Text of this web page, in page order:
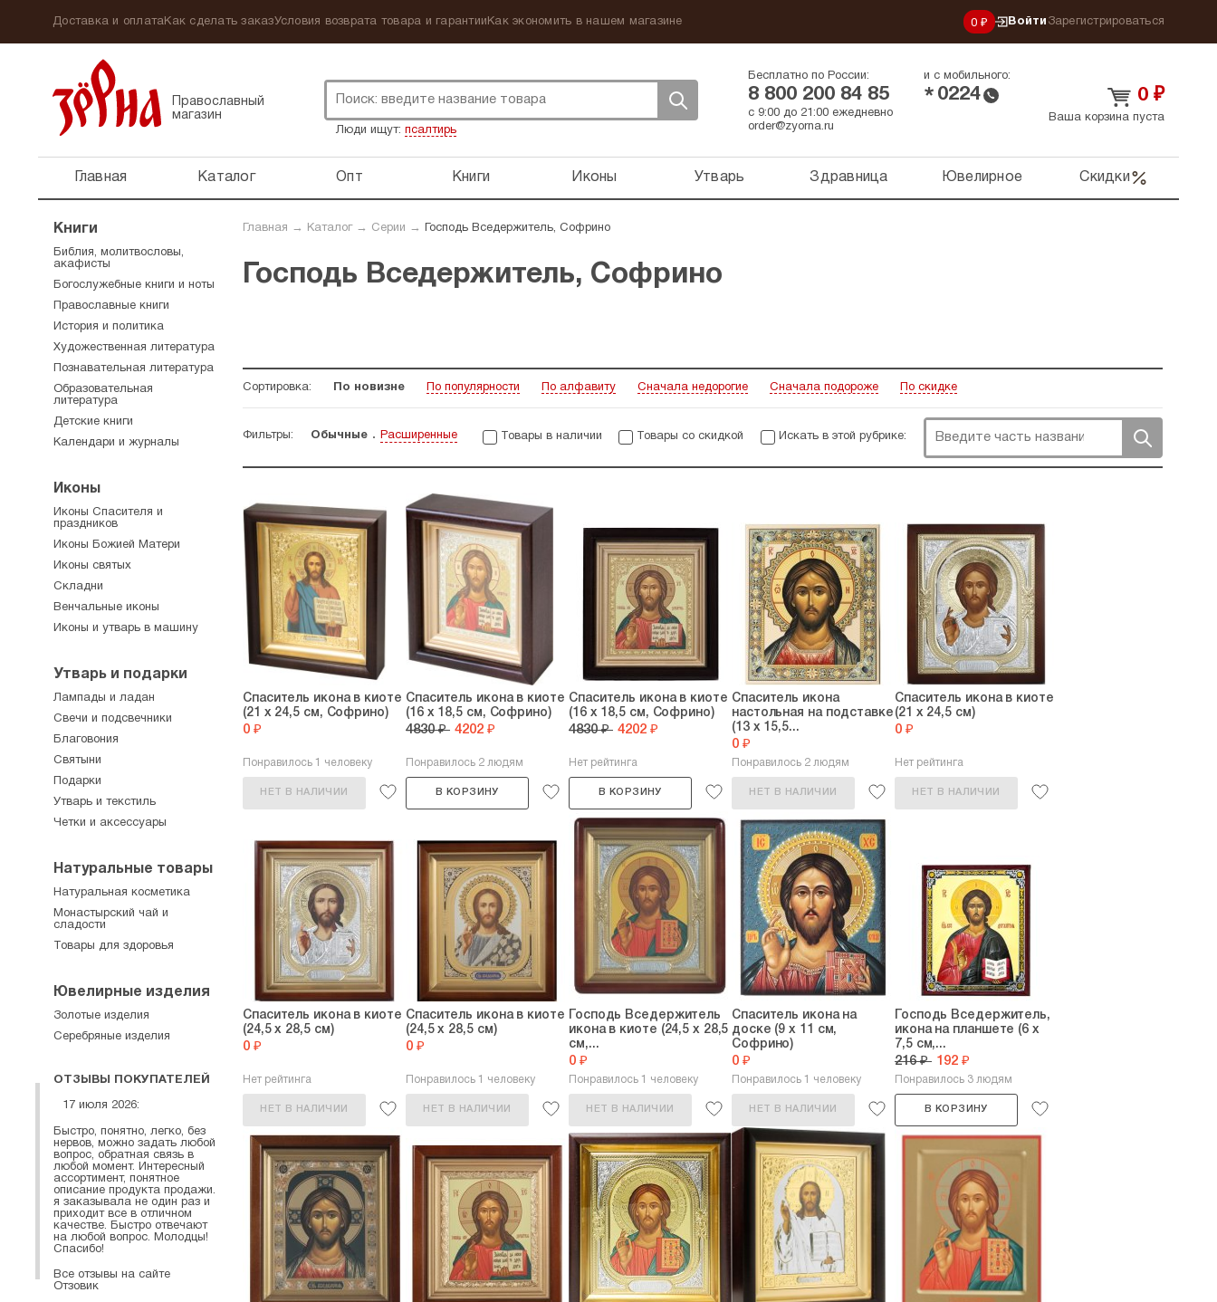
Доставка и оплатаКак сделать заказУсловия возврата товара и гарантии Как экономить в нашем магазине 0 ₽ Войти Зарегистрироваться
Православный
магазин
Люди ищут: псалтирь
Бесплатно по России:
8 800 200 84 85
и с мобильного:
* 0224
с 9:00 до 21:00 ежедневно
order@zyorna.ru
0 ₽
Ваша корзина пуста
Главная Каталог Опт Книги Иконы Утварь Здравница Ювелирное Скидки
Главная → Каталог→ Серии → Господь Вседержитель, Софрино
Господь Вседержитель, Софрино
Сортировка: По новизне По популярности По алфавиту Сначала недорогие Сначала подороже По скидке
Фильтры: Обычные Расширенные Товары в наличии Товары со скидкой Искать в этой рубрике:
Спаситель икона в киоте
(21 х 24,5 см, Софрино)
0 ₽
Понравилось 1 человеку
НЕТ В НАЛИЧИИ
Спаситель икона в киоте
(16 х 18,5 см, Софрино)
4830 ₽ 4202 ₽
Понравилось 2 людям
В КОРЗИНУ
Спаситель икона в киоте
(16 х 18,5 см, Софрино)
4830 ₽ 4202 ₽
Нет рейтинга
В КОРЗИНУ
Спаситель икона
настольная на подставке
(13 х 15,5...
0 ₽
Понравилось 2 людям
НЕТ В НАЛИЧИИ
Спаситель икона в киоте
(21 х 24,5 см)
0 ₽
Нет рейтинга
НЕТ В НАЛИЧИИ
Спаситель икона в киоте
(24,5 х 28,5 см)
0 ₽
Нет рейтинга
НЕТ В НАЛИЧИИ
Спаситель икона в киоте
(24,5 х 28,5 см)
0 ₽
Понравилось 1 человеку
НЕТ В НАЛИЧИИ
Господь Вседержитель
икона в киоте (24,5 х 28,5
см,...
0 ₽
Понравилось 1 человеку
НЕТ В НАЛИЧИИ
Спаситель икона на
доске (9 х 11 см,
Софрино)
0 ₽
Понравилось 1 человеку
НЕТ В НАЛИЧИИ
Господь Вседержитель,
икона на планшете (6 х
7,5 см,...
216 ₽ 192 ₽
Понравилось 3 людям
В КОРЗИНУ
Книги
Библия, молитвословы,
акафисты
Богослужебные книги и ноты
Православные книги
История и политика
Художественная литература
Познавательная литература
Образовательная
литература
Детские книги
Календари и журналы
Иконы
Иконы Спасителя и
праздников
Иконы Божией Матери
Иконы святых
Складни
Венчальные иконы
Иконы и утварь в машину
Утварь и подарки
Лампады и ладан
Свечи и подсвечники
Благовония
Святыни
Подарки
Утварь и текстиль
Четки и аксессуары
Натуральные товары
Натуральная косметика
Монастырский чай и
сладости
Товары для здоровья
Ювелирные изделия
Золотые изделия
Серебряные изделия
ОТЗЫВЫ ПОКУПАТЕЛЕЙ
17 июля 2026:
Быстро, понятно, легко, без
нервов, можно задать любой
вопрос, обратная связь в
любой момент. Интересный
ассортимент, понятное
описание продукта продажи.
я заказывала не один раз и
приходит все в отличном
качестве. Быстро отвечают
на любой вопрос. Молодцы!
Спасибо!
Все отзывы на сайте
Отзовик